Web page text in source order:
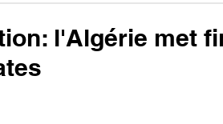
l'Algérie met